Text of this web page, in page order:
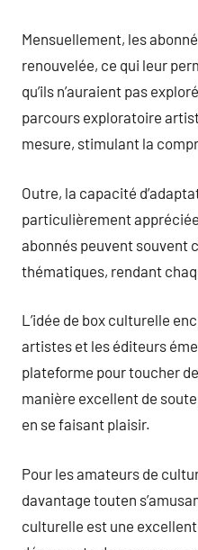
Mensuellement, les
renouvelée, ce qui leur
qu’ils n’auraient pas
parcours exploratoire
mesure, stimulant la
Outre, la capacité
particulièrement
abonnés peuvent souvent
thématiques, rendant
L’idée de box culturelle
artistes et les éditeurs
plateforme pour toucher
manière excellent de
en se faisant plaisir.
Pour les amateurs de
davantage touten
culturelle est une